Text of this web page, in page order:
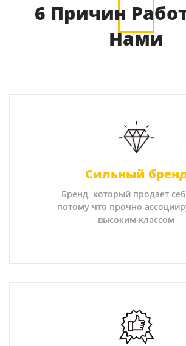
6 Причин
Нами
Сильный
Бренд, который продает
потому что прочно
высоким классом